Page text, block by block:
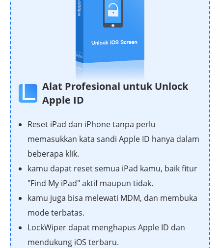
Alat Profesional untuk Unlock
Apple ID
Reset iPad dan iPhone tanpa perlu
memasukkan kata sandi Apple ID hanya dalam
beberapa klik.
kamu dapat reset semua iPad kamu, baik fitur
"Find My iPad" aktif maupun tidak.
kamu juga bisa melewati MDM, dan membuka
mode terbatas.
LockWiper dapat menghapus Apple ID dan
mendukung iOS terbaru.